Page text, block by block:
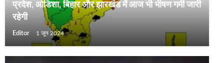
प्रदेश, ओडिशा, बिहार और झारखंड में आज भी भीषण गर्मी जारी
रहेगी
Editor 1 जून 2024